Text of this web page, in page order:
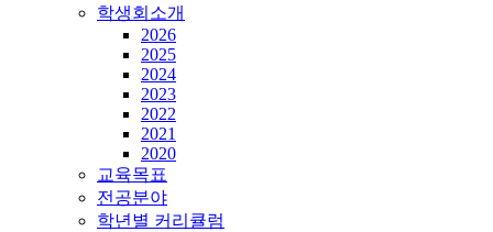
학생회소개
2026
2025
2024
2023
2022
2021
2020
교육목표
전공분야
학년별 커리큘럼